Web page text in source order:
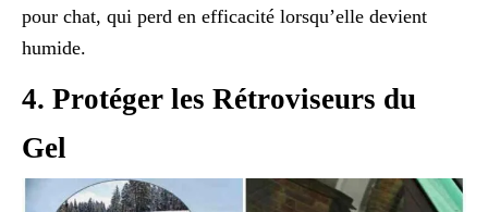
pour chat, qui perd en efficacité lorsqu’elle devient
humide.
4. Protéger les Rétroviseurs du
Gel